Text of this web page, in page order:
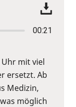
00:21
mit viel
ersetzt. Ab
Medizin,
möglich